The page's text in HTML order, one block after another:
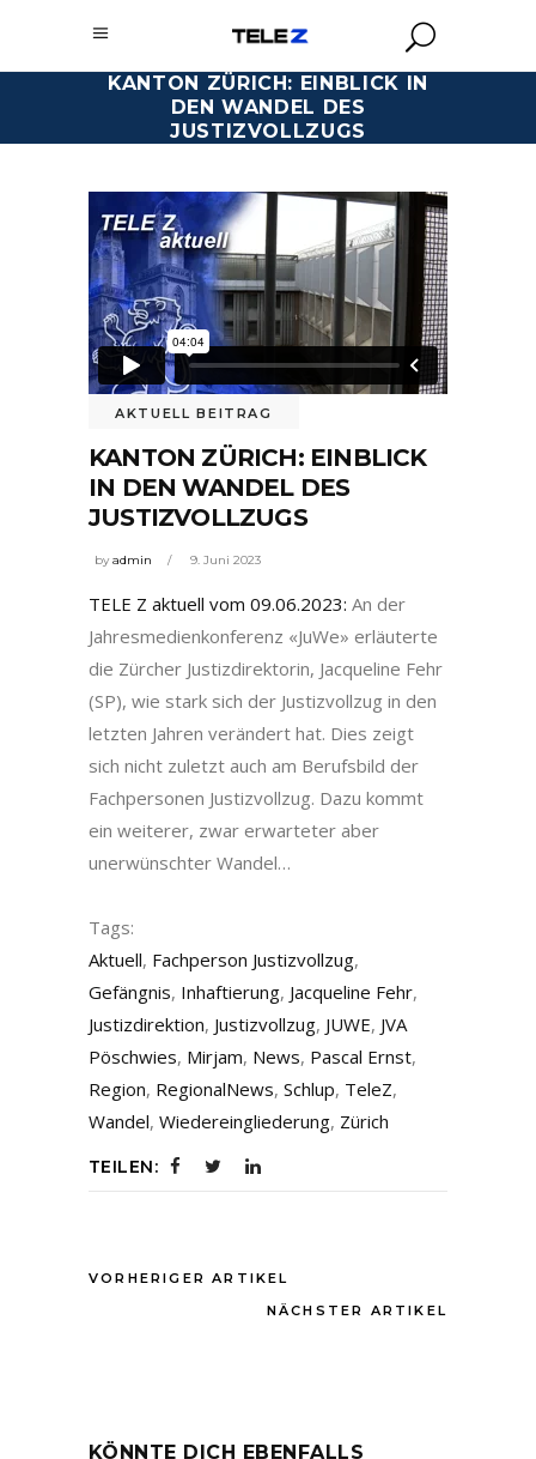
KANTON ZÜRICH: EINBLICK IN
DEN WANDEL DES
JUSTIZVOLLZUGS
AKTUELL BEITRAG
KANTON ZÜRICH: EINBLICK
IN DEN WANDEL DES
JUSTIZVOLLZUGS
byadmin 9. Juni 2023
TELE Z aktuell vom 09.06.2023: An der
Jahresmedienkonferenz «JuWe» erläuterte
die Zürcher Justizdirektorin, Jacqueline Fehr
(SP), wie stark sich der Justizvollzug in den
letzten Jahren verändert hat. Dies zeigt
sich nicht zuletzt auch am Berufsbild der
Fachpersonen Justizvollzug. Dazu kommt
ein weiterer, zwar erwarteter aber
unerwünschter Wandel…
Tags:
Aktuell, Fachperson Justizvollzug,
Gefängnis, Inhaftierung, Jacqueline Fehr,
Justizdirektion, Justizvollzug, JUWE, JVA
Pöschwies, Mirjam, News, Pascal Ernst,
Region, RegionalNews, Schlup, TeleZ,
Wandel, Wiedereingliederung, Zürich
TEILEN:
VORHERIGER ARTIKEL
NÄCHSTER ARTIKEL
KÖNNTE DICH EBENFALLS